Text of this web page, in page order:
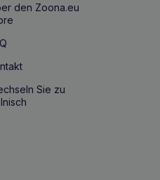
der Gelenke bei
von
zur Unterstützung
GAMEDOG AniFlexi+
die an
den Zoona.eu
Sie zu